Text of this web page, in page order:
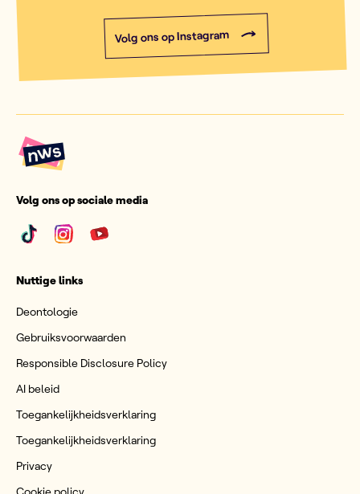
Volg ons op Instagram
Volg ons op sociale media
Nuttige links
Deontologie
Gebruiksvoorwaarden
Responsible Disclosure Policy
AI beleid
Toegankelijkheidsverklaring
Toegankelijkheidsverklaring
Privacy